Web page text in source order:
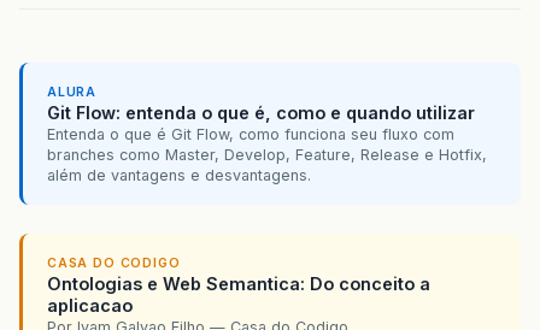
ALURA
Git Flow: entenda o que é, como e quando utilizar
Entenda o que é Git Flow, como funciona seu fluxo com
branches como Master, Develop, Feature, Release e Hotfix,
além de vantagens e desvantagens.
CASA DO CODIGO
Ontologias e Web Semantica: Do conceito a
aplicacao